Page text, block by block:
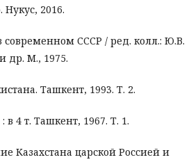
2016.
современном СССР / ред. колл.: Ю.В.
др. М., 1975.
Ташкент, 1993. Т. 2.
в 4 т. Ташкент, 1967. Т. 1.
Казахстана царской Россией и